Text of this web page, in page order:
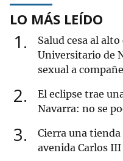
LO MÁS LEÍDO
1
Salud cesa al
Universitario de
sexual a
2
El eclipse trae
Navarra: no se
3
Cierra una
avenida Carlos